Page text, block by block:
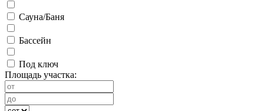
Сауна/Баня
Бассейн
Под ключ
Площадь участка: